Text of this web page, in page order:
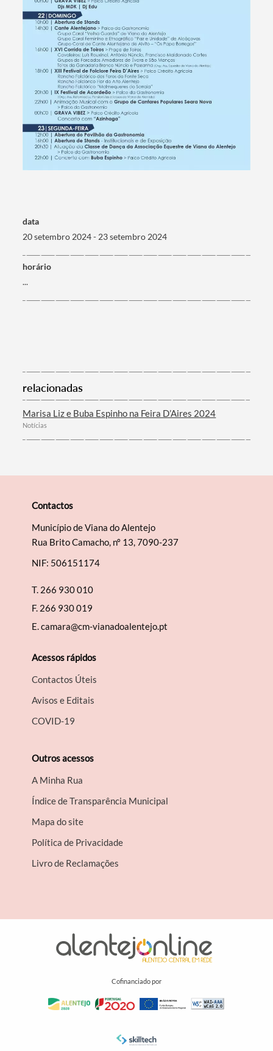
Termo de Pesquisa
Categorias gerais
Filtros
data
20 setembro 2024 - 23 setembro 2024
horário
...
relacionadas
Marisa Liz e Buba Espinho na Feira D’Aires 2024
Notícias
Contactos
Município de Viana do Alentejo
Rua Brito Camacho, nº 13, 7090-237
NIF: 506151174
T. 266 930 010
F. 266 930 019
E.camara@cm-vianadoalentejo.pt
Acessos rápidos
Contactos Úteis
Avisos e Editais
COVID-19
Outros acessos
A Minha Rua
Índice de Transparência Municipal
Mapa do site
Política de Privacidade
Livro de Reclamações
Cofinanciado por